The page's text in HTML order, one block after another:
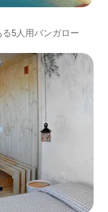
5人用バンガロー